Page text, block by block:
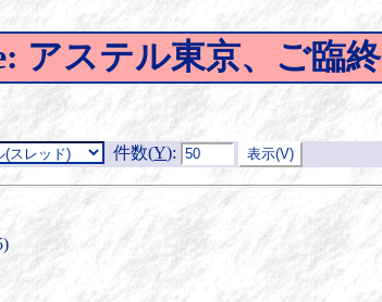
アステル東京、ご臨終
件数(Y):